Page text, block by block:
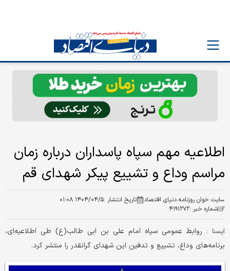
اطلاعیه مهم سپاه پاسداران درباره زمان
مراسم وداع و تشییع پیکر شهدای قم
سایت خوان روزنامه دنیای اقتصاد تاریخ انتشار :۱۴۰۴/۰۴/۵ ۰۱:۰۸
شماره خبر :۴۱۹۱۲۷۲
ايسنا : روابط عمومی سپاه امام علی بن ابی طالب(ع) طی اطلاعیه‌ای،
برنامه‌های وداع، تشییع و تدفین این شهدای گرانقدر را منتشر کرد.